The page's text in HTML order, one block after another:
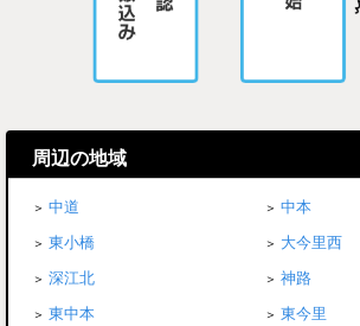
周辺の地域
中道
中本
東小橋
大今里西
深江北
神路
東中本
東今里